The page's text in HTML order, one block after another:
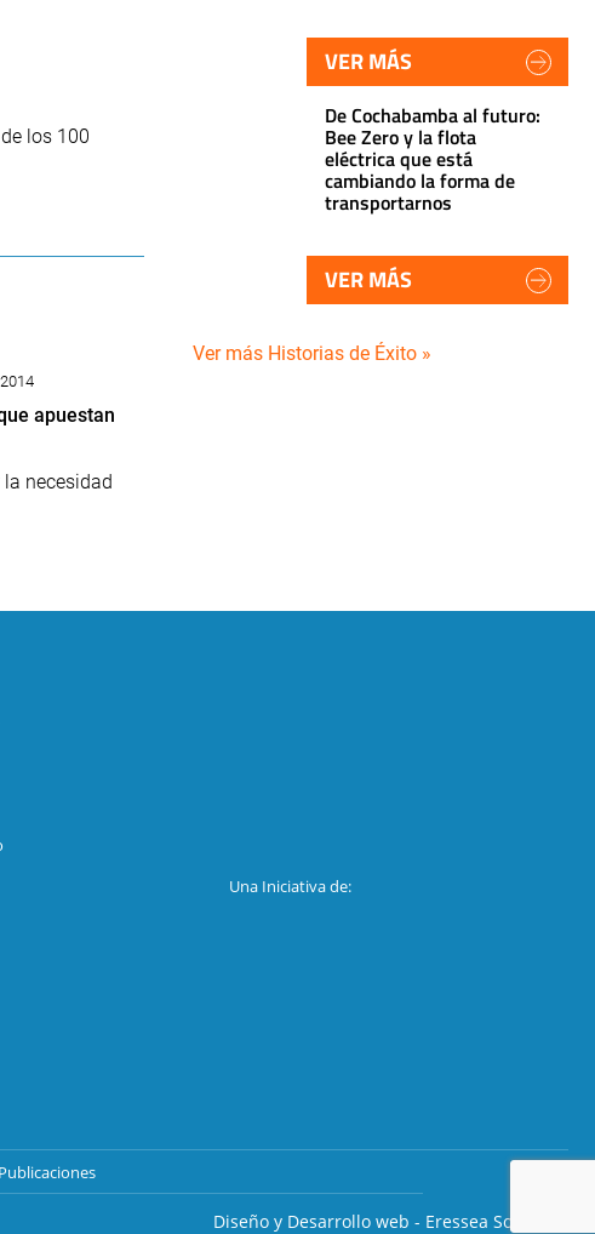
los 100
apuestan
necesidad
VER MÁS
De Cochabamba al futuro:
Bee Zero y la flota
eléctrica que está
cambiando la forma de
transportarnos
VER MÁS
Ver más Historias de Éxito »
Una Iniciativa de:
Publicaciones
Diseño y Desarrollo web - Eressea Solutions